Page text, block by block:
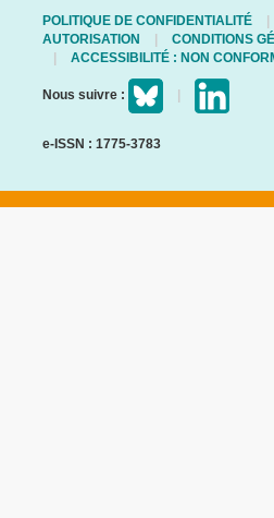
POLITIQUE DE CONFIDENTIALITÉ
AUTORISATION
CONDITIONS
ACCESSIBILITÉ : NON
Nous suivre :
e-ISSN : 1775-3783